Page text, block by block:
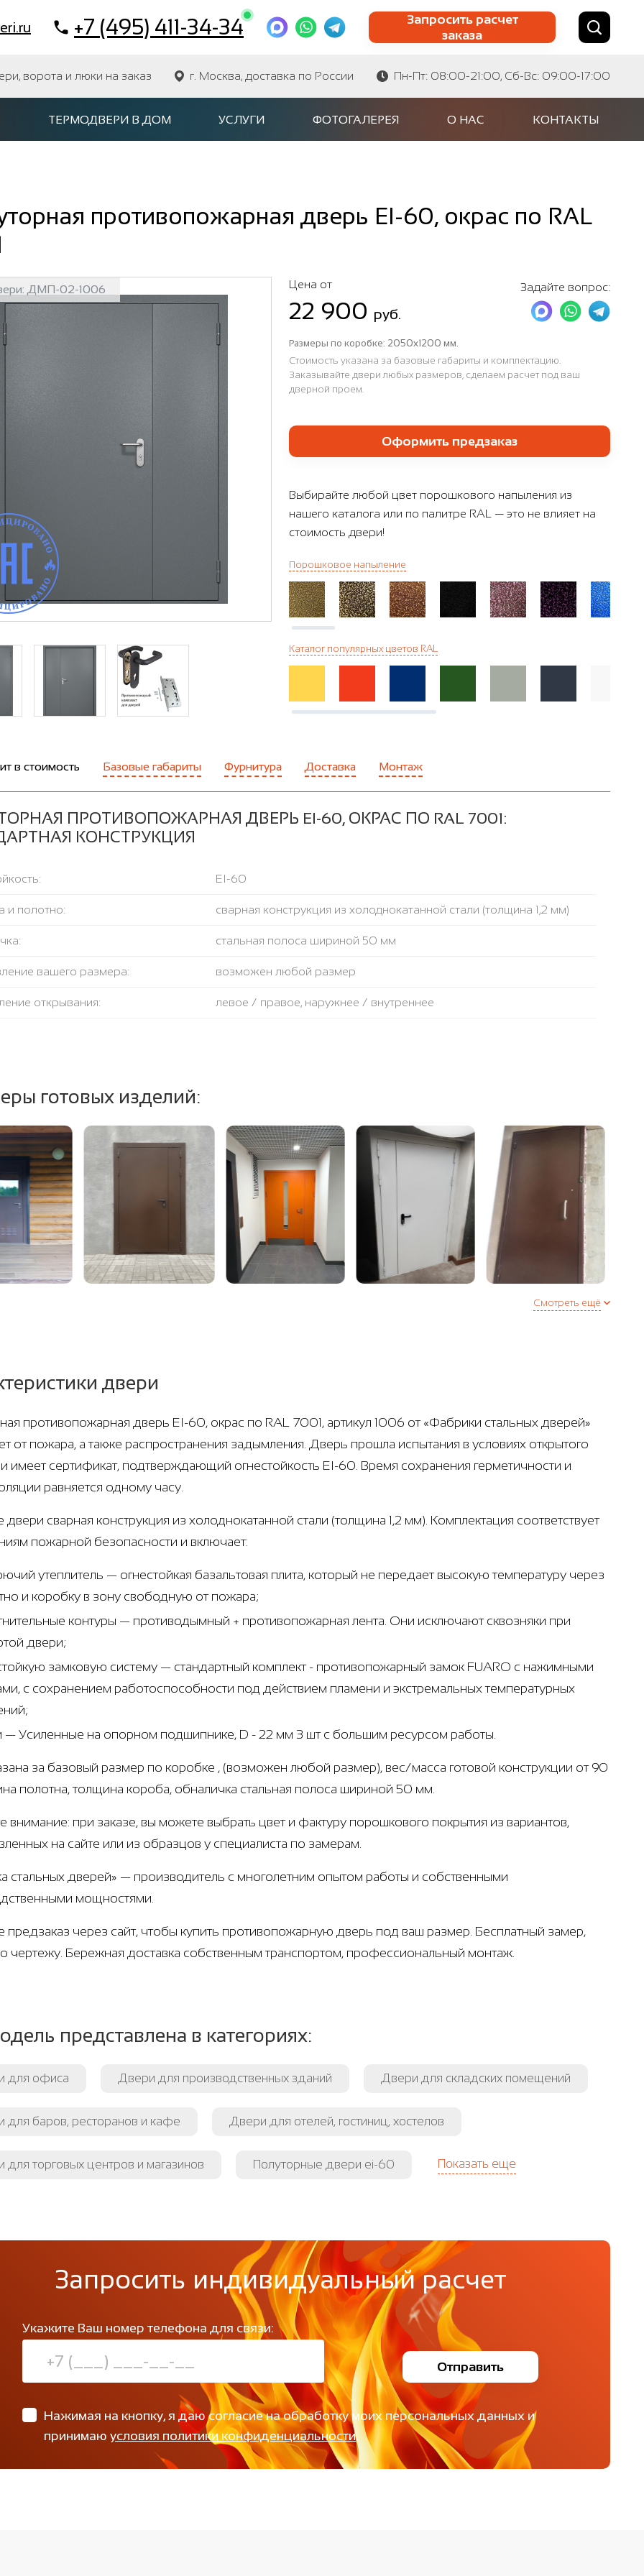
+7 (495) 411-34-34
Запросить расчет
заказа
Найти по сайту Найти по артикулу
ворота и люки на заказ г. Москва, доставка по России Пн-Пт: 08:00-21:00, Сб-Вс: 09:00-17:00
ТЕРМОДВЕРИ В ДОМ УСЛУГИ ФОТОГАЛЕРЕЯ О НАС КОНТАКТЫ
противопожарная дверь EI-60, окрас по RAL
ДМП-02-1006 Цена от
22 900 руб.
Задайте вопрос:
Размеры по коробке: 2050х1200 мм.
Стоимость указана за базовые габариты и комплектацию.
Заказывайте двери любых размеров, сделаем расчет под ваш
дверной проем.
Оформить предзаказ
Выбирайте любой цвет порошкового напыления из
нашего каталога или по палитре RAL — это не влияет на
стоимость двери!
Порошковое напыление
Каталог популярных цветов RAL
в стоимость Базовые габариты Фурнитура Доставка Монтаж
ПРОТИВОПОЖАРНАЯ ДВЕРЬ EI-60, ОКРАС ПО RAL 7001:
КОНСТРУКЦИЯ
EI-60
и полотно: сварная конструкция из холоднокатанной стали (толщина 1,2 мм)
стальная полоса шириной 50 мм
вашего размера: возможен любой размер
открывания: левое / правое, наружнее / внутреннее
полотна и коробки:
готовых изделий:
Смотреть ещё
двери
противопожарная дверь EI-60, окрас по RAL 7001, артикул 1006 от «Фабрики стальных дверей»
от пожара, а также распространения задымления. Дверь прошла испытания в условиях открытого
имеет сертификат, подтверждающий огнестойкость EI-60. Время сохранения герметичности и
равняется одному часу.
двери сварная конструкция из холоднокатанной стали (толщина 1,2 мм). Комплектация соответствует
пожарной безопасности и включает:
утеплитель — огнестойкая базальтовая плита, который не передает высокую температуру через
и коробку в зону свободную от пожара;
контуры — противодымный + противопожарная лента. Они исключают сквозняки при
двери;
замковую систему — стандартный комплект - противопожарный замок FUARO с нажимными
с сохранением работоспособности под действием пламени и экстремальных температурных
— Усиленные на опорном подшипнике, D - 22 мм 3 шт с большим ресурсом работы.
за базовый размер по коробке , (возможен любой размер), вес/масса готовой конструкции от 90
полотна, толщина короба, обналичка стальная полоса шириной 50 мм.
внимание: при заказе, вы можете выбрать цвет и фактуру порошкового покрытия из вариантов,
на сайте или из образцов у специалиста по замерам.
стальных дверей» — производитель с многолетним опытом работы и собственными
мощностями.
предзаказ через сайт, чтобы купить противопожарную дверь под ваш размер. Бесплатный замер,
чертежу. Бережная доставка собственным транспортом, профессиональный монтаж.
представлена в категориях:
для офиса Двери для производственных зданий Двери для складских помещений
для баров, ресторанов и кафе Двери для отелей, гостиниц, хостелов
для торговых центров и магазинов Полуторные двери ei-60 Показать еще
Запросить индивидуальный расчет
Укажите Ваш номер телефона для связи:
Отправить
Нажимая на кнопку, я даю согласие на обработку моих персональных данных и
принимаю условия политики конфиденциальности.